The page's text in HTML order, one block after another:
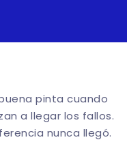
pinta cuando
a llegar los fallos.
nunca llegó.